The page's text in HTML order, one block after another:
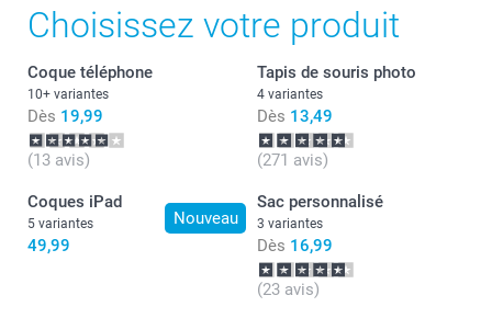
Choisissez votre produit
Coque téléphone
10+ variantes
Dès 19,99
(13 avis)
Tapis de souris photo
4 variantes
Dès 13,49
(271 avis)
Nouveau
Coques iPad
5 variantes
49,99
Sac personnalisé
3 variantes
Dès 16,99
(23 avis)